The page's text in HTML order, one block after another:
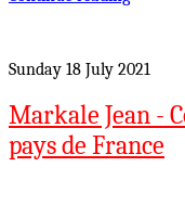
Sunday 18 July 2021
Markale Jean -
pays de France